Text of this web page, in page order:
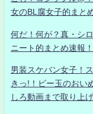
女のBL腐女子的まと
何だ！何が？真・
ニート的まとめ速報
男装スケバン女子！
きっ!！ビー玉のお
しろ動画まで取り上